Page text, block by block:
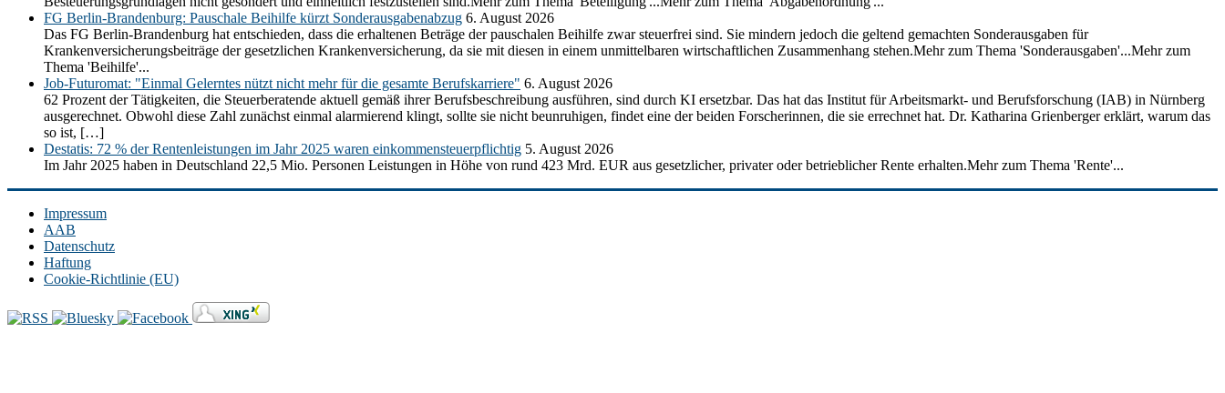
FG Berlin-Brandenburg: Pauschale Beihilfe kürzt Sonderausgabenabzug 6. August 2026
Das FG Berlin-Brandenburg hat entschieden, dass die erhaltenen Beträge der pauschalen Beihilfe zwar steuerfrei sind. Sie mindern jedoch die geltend gemachten Sonderausgaben für
Krankenversicherungsbeiträge der gesetzlichen Krankenversicherung, da sie mit diesen in einem unmittelbaren wirtschaftlichen Zusammenhang stehen.Mehr zum Thema 'Sonderausgaben'...Mehr zum
Thema 'Beihilfe'...
Job-Futuromat: "Einmal Gelerntes nützt nicht mehr für die gesamte Berufskarriere" 6. August 2026
62 Prozent der Tätigkeiten, die Steuerberatende aktuell gemäß ihrer Berufsbeschreibung ausführen, sind durch KI ersetzbar. Das hat das Institut für Arbeitsmarkt- und Berufsforschung (IAB) in Nürnberg
ausgerechnet. Obwohl diese Zahl zunächst einmal alarmierend klingt, sollte sie nicht beunruhigen, findet eine der beiden Forscherinnen, die sie errechnet hat. Dr. Katharina Grienberger erklärt, warum das
so ist, […]
Destatis: 72 % der Rentenleistungen im Jahr 2025 waren einkommensteuerpflichtig 5. August 2026
Im Jahr 2025 haben in Deutschland 22,5 Mio. Personen Leistungen in Höhe von rund 423 Mrd. EUR aus gesetzlicher, privater oder betrieblicher Rente erhalten.Mehr zum Thema 'Rente'...
Impressum
AAB
Datenschutz
Haftung
Cookie-Richtlinie (EU)